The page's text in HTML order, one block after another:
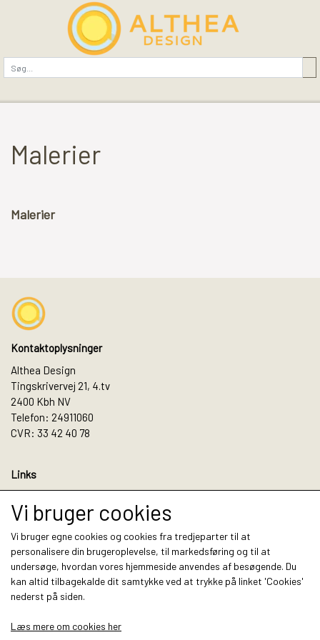
Malerier
Malerier
Kontaktoplysninger
Althea Design
Tingskrivervej 21, 4.tv
2400 Kbh NV
Telefon: 24911060
CVR: 33 42 40 78
Links
Cookies
Fortrydelse og reklamation
Kunde login
Om os
Kontakt
Vi bruger cookies
Vi bruger egne cookies og cookies fra tredjeparter til at
personalisere din brugeroplevelse, til markedsføring og til at
undersøge, hvordan vores hjemmeside anvendes af besøgende. Du
kan altid tilbagekalde dit samtykke ved at trykke på linket 'Cookies'
nederst på siden.
Læs mere om cookies her